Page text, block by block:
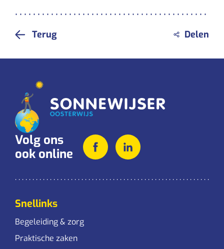
Terug
Volg ons
ook online
Snellinks
Begeleiding & zorg
Praktische zaken